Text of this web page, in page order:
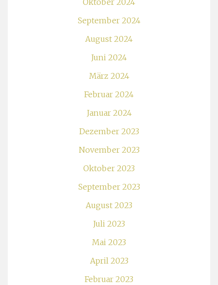
Oktober 2024
September 2024
August 2024
Juni 2024
März 2024
Februar 2024
Januar 2024
Dezember 2023
November 2023
Oktober 2023
September 2023
August 2023
Juli 2023
Mai 2023
April 2023
Februar 2023